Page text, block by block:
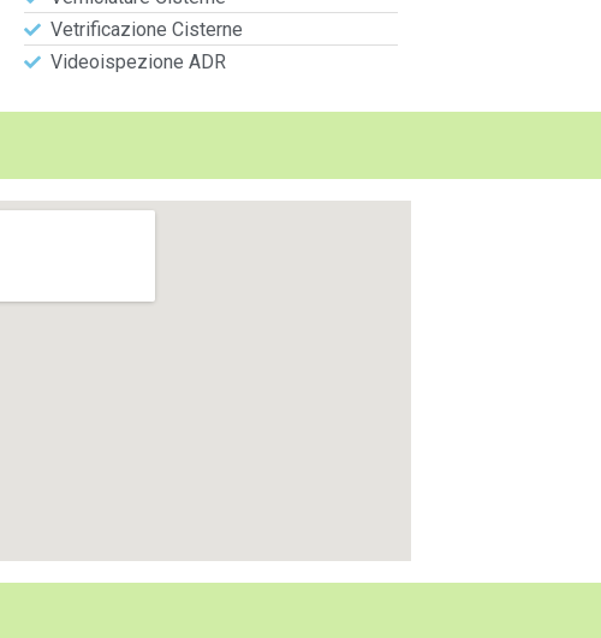
Vetrificazione Cisterne
Videoispezione ADR